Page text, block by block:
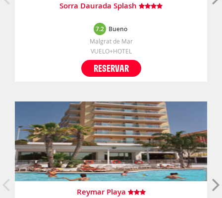
Sorra Daurada Splash
7.2 Bueno
Malgrat de Mar
VUELO+HOTEL
RESERVAR
Reymar Playa